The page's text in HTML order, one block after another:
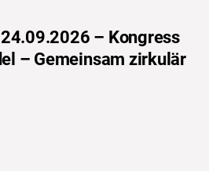
24.09.2026 – Kongress
– Gemeinsam zirkulär